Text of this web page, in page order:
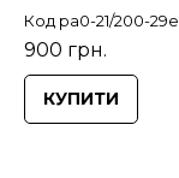
Код pa0-21/200-29e
900 грн.
КУПИТИ